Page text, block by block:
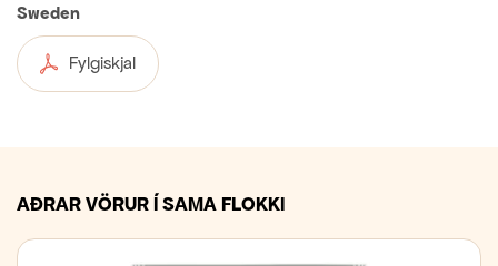
Sweden
Fylgiskjal
AÐRAR VÖRUR Í SAMA FLOKKI